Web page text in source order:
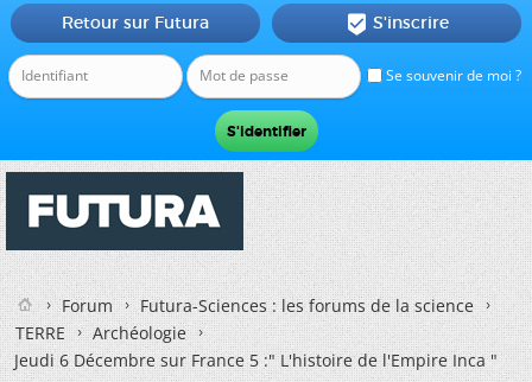
Se souvenir de moi ?
Retour sur Futura  S'inscrire
Forum
Futura-Sciences : les forums de la science
TERRE
Archéologie
Jeudi 6 Décembre sur France 5 :" L'histoire de l'Empire Inca "